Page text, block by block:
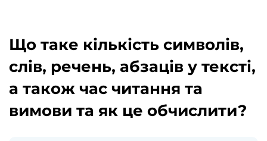
Що таке кількість символів,
слів, речень, абзаців у тексті,
а також час читання та
вимови та як це обчислити?